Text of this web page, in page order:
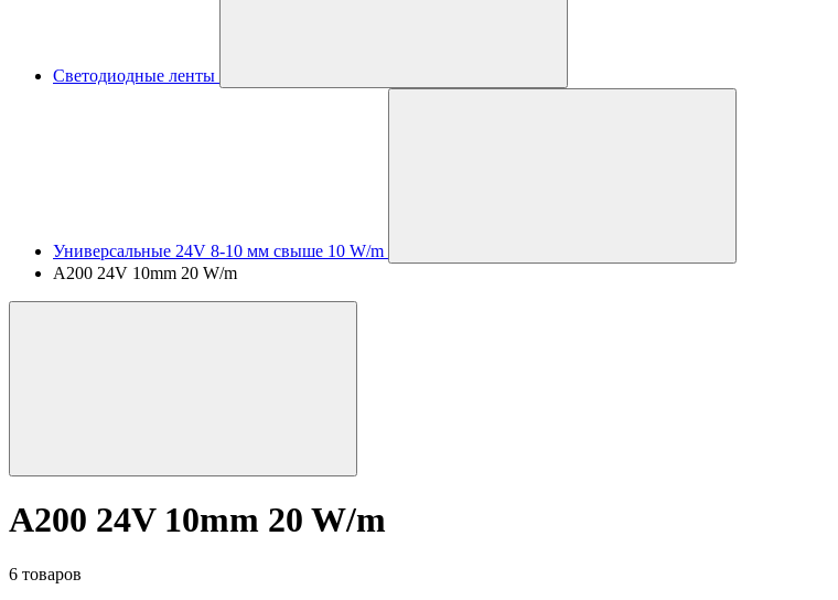
Светодиодные ленты
Универсальные 24V 8-10 мм свыше 10 W/m
A200 24V 10mm 20 W/m
A200 24V 10mm 20 W/m
6 товаров